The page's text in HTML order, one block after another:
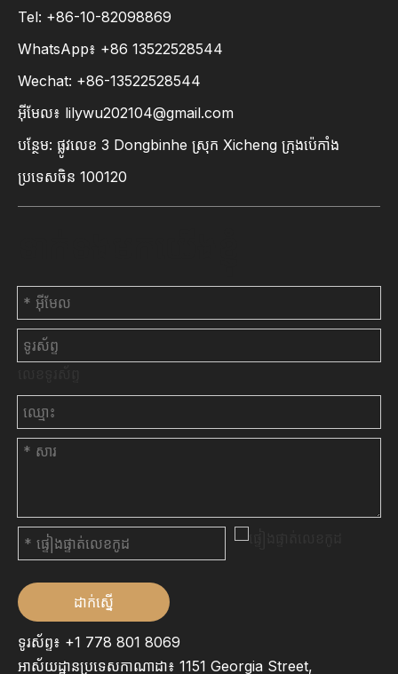
Tel: +86-10-82098869
WhatsApp៖ +86 13522528544
Wechat: +86-13522528544
អ៊ីមែល៖ lilywu202104@gmail.com
បន្ថែម: ផ្លូវលេខ 3 Dongbinhe ស្រុក Xicheng ក្រុងប៉េកាំង
ប្រទេសចិន 100120
ដាក់ស្នើ
ទូរស័ព្ទ៖ +1 778 801 8069
អាស័យដ្ឋានប្រទេសកាណាដា៖ 1151 Georgia Street,